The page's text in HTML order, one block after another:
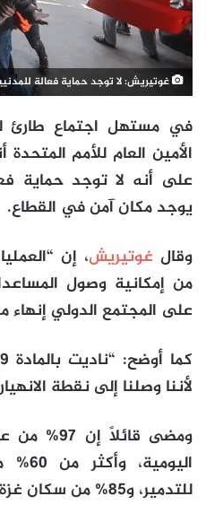
غوتيريش: لا توجد حماية فعالة
في مستهل اجتماع طارئ
الأمين العام للأمم المتحدة
على أنه لا توجد حماية
يوجد مكان آمن في القطاع.
وقال غوتيريش، إن
من إمكانية وصول
على المجتمع الدولي إنهاء
لأننا وصلنا إلى نقطة
ومضى
للتدمير، و85% من سكان غزة نزحوا إلى أماكن أخرى.